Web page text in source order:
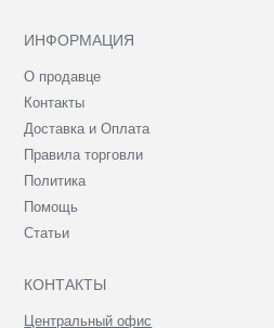
ИНФОРМАЦИЯ
О продавце
Контакты
Доставка и Оплата
Правила торговли
Политика
Помощь
Статьи
КОНТАКТЫ
Центральный офис